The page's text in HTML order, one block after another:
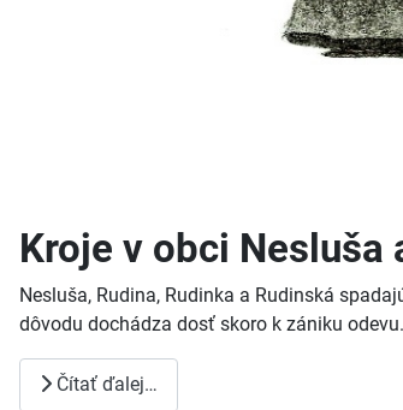
Kroje v obci Nesluša
Nesluša, Rudina, Rudinka a Rudinská
dôvodu dochádza dosť skoro k zániku
Čítať ďalej…